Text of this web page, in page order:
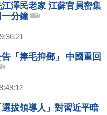
澤民老家 江蘇官員密集
分鐘
「捧毛抑鄧」 中國重回
拔領導人」對習近平暗